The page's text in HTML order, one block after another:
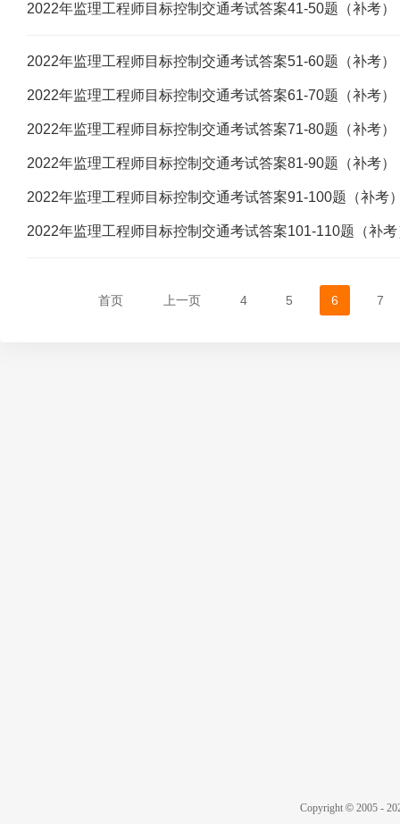
2022年监理工程师目标控制交通考试答案41-50题（补考）
2022年监理工程师目标控制交通考试答案51-60题（补考）
2022年监理工程师目标控制交通考试答案61-70题（补考）
2022年监理工程师目标控制交通考试答案71-80题（补考）
2022年监理工程师目标控制交通考试答案81-90题（补考）
2022年监理工程师目标控制交通考试答案91-100题（补考
2022年监理工程师目标控制交通考试答案101-110题（补考
首页 上一页 4 5 6 7
Copyright ©2005 -